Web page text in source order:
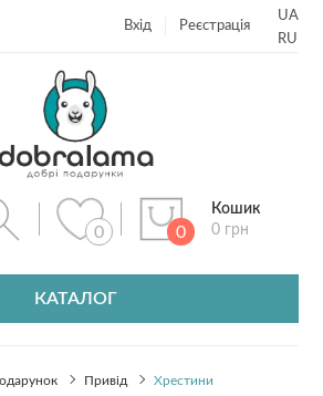
Вхід Реєстрація
UA
RU
0 0
Кошик
0 грн
КАТАЛОГ
Привід Хрестини